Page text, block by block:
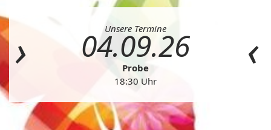
Unsere Termine
04.09.26
Probe
18:30 Uhr